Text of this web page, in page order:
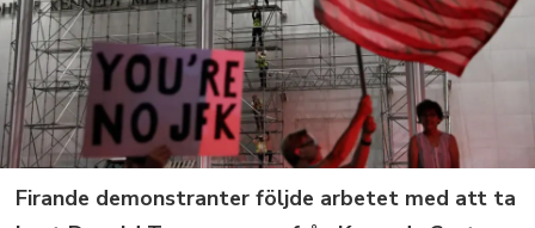
Firande demonstranter följde arbetet med att ta